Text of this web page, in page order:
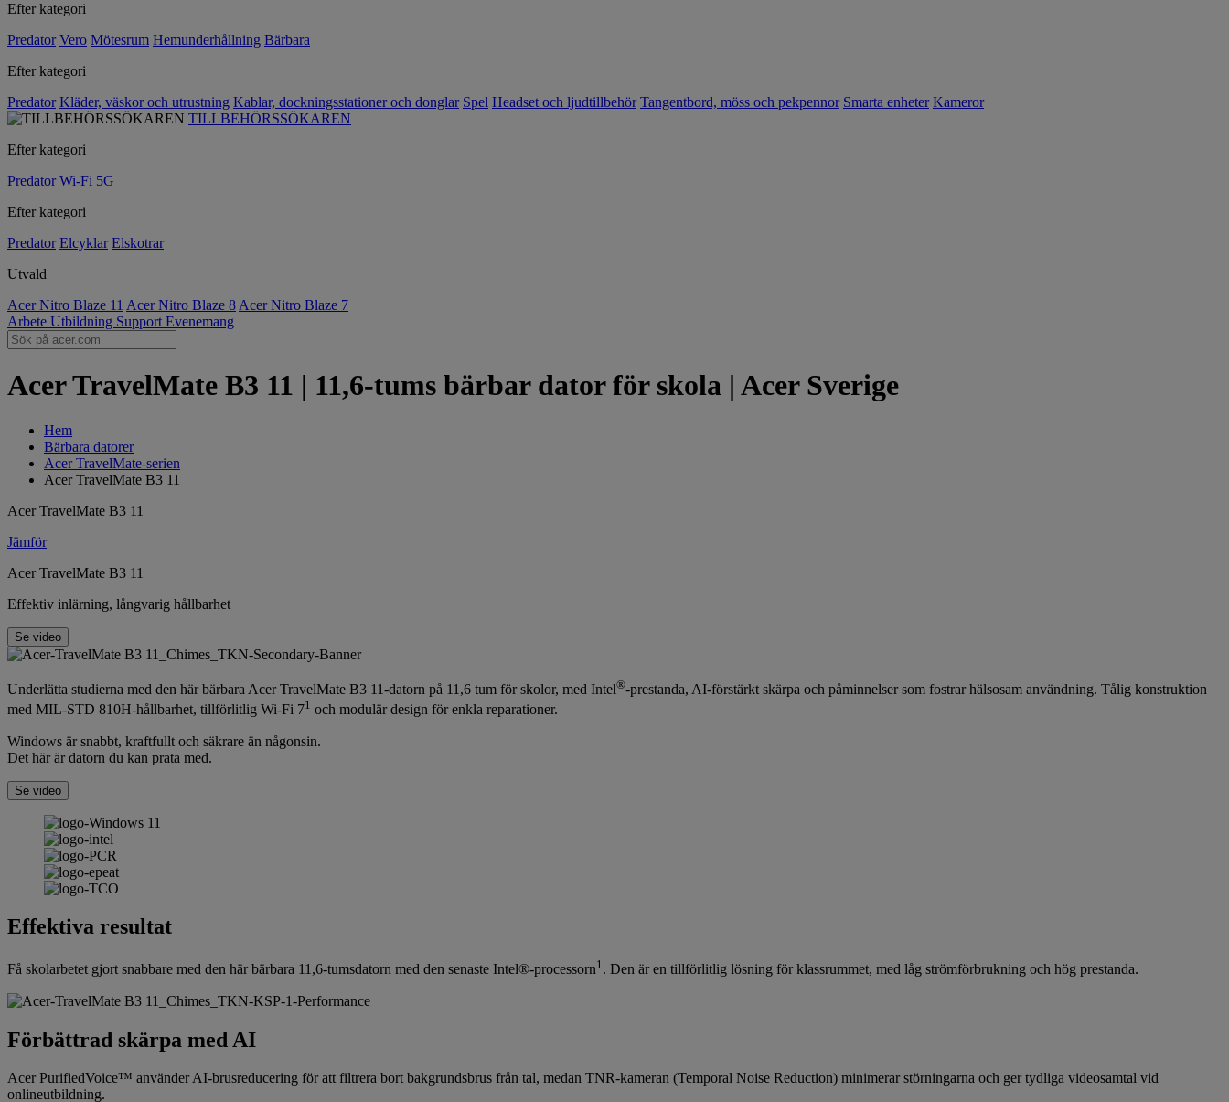
Efter kategori
Predator Vero Mötesrum Hemunderhållning Bärbara
Efter kategori
Predator Kläder, väskor och utrustning Kablar, dockningsstationer och donglar Spel Headset och ljudtillbehör Tangentbord, möss och pekpennor Smarta enheter Kameror
TILLBEHÖRSSÖKAREN
Efter kategori
Predator Wi-Fi 5G
Efter kategori
Predator Elcyklar Elskotrar
Utvald
Acer Nitro Blaze 11 Acer Nitro Blaze 8 Acer Nitro Blaze 7
Arbete Utbildning Support Evenemang
Acer TravelMate B3 11 | 11,6-tums bärbar dator för skola | Acer Sverige
Hem
Bärbara datorer
Acer TravelMate-serien
Acer TravelMate B3 11
Acer TravelMate B3 11
Jämför
Acer TravelMate B3 11
Effektiv inlärning, långvarig hållbarhet
Se video
Underlätta studierna med den här bärbara Acer TravelMate B3 11-datorn på 11,6 tum för skolor, med Intel®-prestanda, AI-förstärkt skärpa och påminnelser som fostrar hälsosam användning. Tålig konstruktion
med MIL-STD 810H-hållbarhet, tillförlitlig Wi-Fi 71 och modulär design för enkla reparationer.
Windows är snabbt, kraftfullt och säkrare än någonsin.
Det här är datorn du kan prata med.
Se video
Effektiva resultat
Få skolarbetet gjort snabbare med den här bärbara 11,6-tumsdatorn med den senaste Intel®-processorn1. Den är en tillförlitlig lösning för klassrummet, med låg strömförbrukning och hög prestanda.
Förbättrad skärpa med AI
Acer PurifiedVoice™ använder AI-brusreducering för att filtrera bort bakgrundsbrus från tal, medan TNR-kameran (Temporal Noise Reduction) minimerar störningarna och ger tydliga videosamtal vid
onlineutbildning.